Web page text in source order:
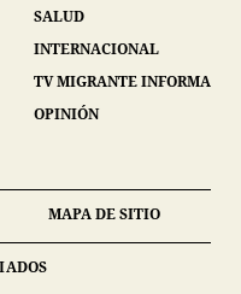
SALUD
INTERNACIONAL
TV MIGRANTE INFORMA
OPINIÓN
MAPA DE SITIO